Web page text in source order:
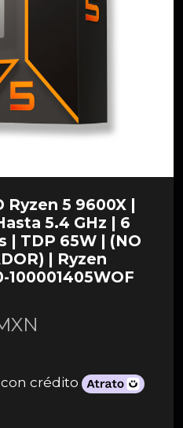
5 9600X |
5.4 GHz | 6
| TDP 65W | (NO
| Ryzen
100001405WOF
crédito